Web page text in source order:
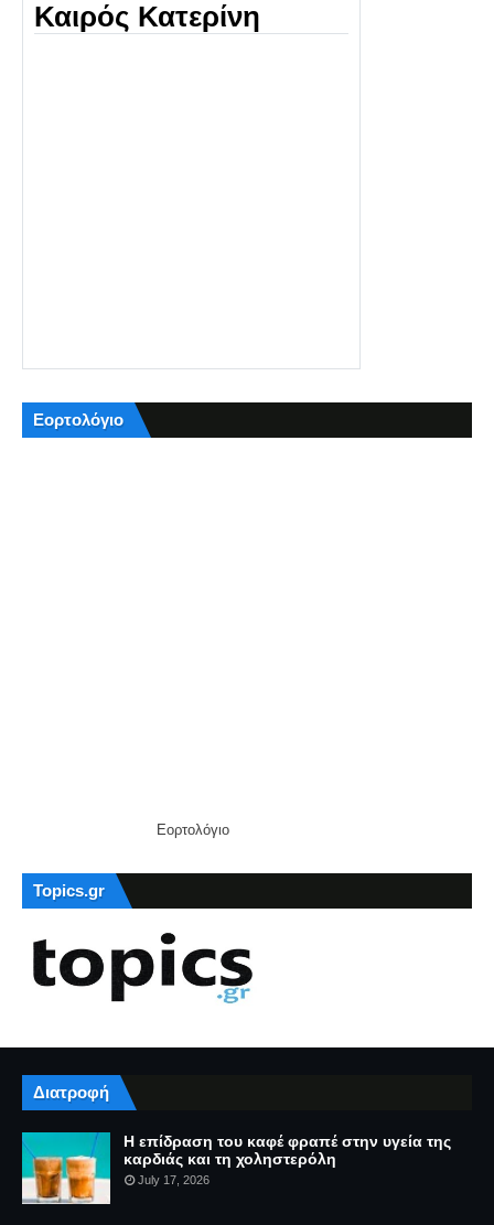
Καιρός Κατερίνη
Εορτολόγιο
Εορτολόγιο
Topics.gr
Διατροφή
Η επίδραση του καφέ φραπέ στην υγεία της
καρδιάς και τη χοληστερόλη
July 17, 2026